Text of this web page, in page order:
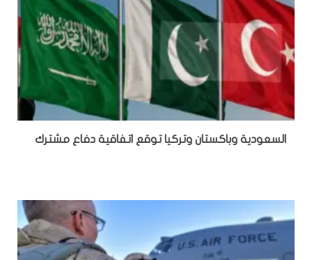
السعودية وباكستان وتركيا توقع اتفاقية دفاع مشترك